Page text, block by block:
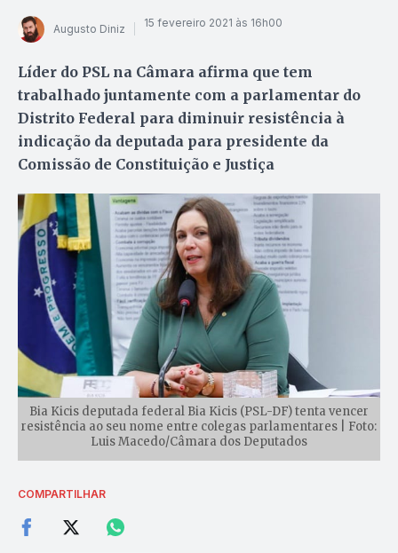
Augusto Diniz 15 fevereiro 2021 às 16h00
Líder do PSL na Câmara afirma que tem
trabalhado juntamente com a parlamentar do
Distrito Federal para diminuir resistência à
indicação da deputada para presidente da
Comissão de Constituição e Justiça
Bia Kicis deputada federal Bia Kicis (PSL-DF) tenta vencer
resistência ao seu nome entre colegas parlamentares | Foto:
Luis Macedo/Câmara dos Deputados
COMPARTILHAR